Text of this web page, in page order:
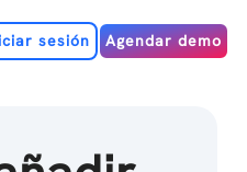
sesión Agendar demo